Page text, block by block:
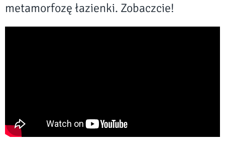
metamorfozę łazienki. Zobaczcie!